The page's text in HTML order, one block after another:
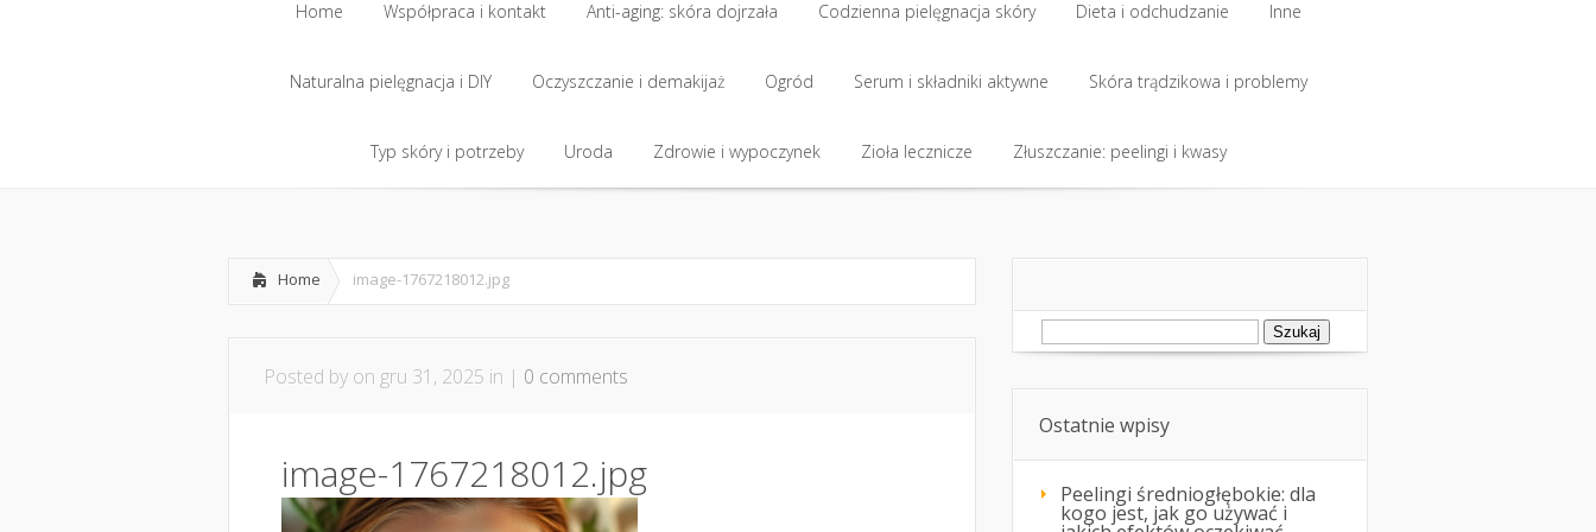
Home
Home
Współpraca i kontakt
Współpraca i kontakt
Anti-aging: skóra dojrzała
Anti-aging: skóra dojrzała
Codzienna pielęgnacja skóry
Codzienna pielęgnacja skóry
Dieta i odchudzanie
Dieta i odchudzanie
Inne
Inne
Naturalna pielęgnacja i DIY
Naturalna pielęgnacja i DIY
Oczyszczanie i demakijaż
Oczyszczanie i demakijaż
Ogród
Ogród
Serum i składniki aktywne
Serum i składniki aktywne
Skóra trądzikowa i problemy
Skóra trądzikowa i problemy
Typ skóry i potrzeby Uroda Zdrowie i wypoczynek Zioła lecznicze Złuszczanie: peelingi i kwasy
Home image-1767218012.jpg
Posted by on gru 31, 2025 in | 0 comments
image-1767218012.jpg
Szukaj:
Ostatnie wpisy
Peelingi średniogłębokie: dla
kogo jest, jak go używać i